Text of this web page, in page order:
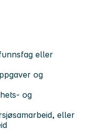
eller
og
og
eller